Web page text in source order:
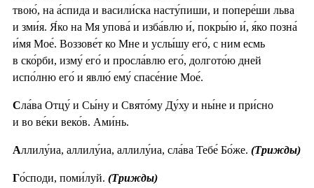
твою́, на а́спида и васили́ска насту́пиши, и попере́ши льва
и зми́я. Я́ко на Мя упова́ и изба́влю и́, покры́ю и́, я́ко позна́
и́мя Мое́. Воззове́т ко Мне и услы́шу его́, с ним есмь
в ско́рби, изму́ его́ и просла́влю его́, долгото́ю дней
испо́лню его́ и явлю́ ему́ спасе́ние Мое́.
Сла́ва Отцу́ и Сы́ну и Свято́му Ду́ху и ны́не и при́сно
и во ве́ки веко́в. Ами́нь.
Аллилу́иа, аллилу́иа, аллилу́иа, сла́ва Тебе́ Бо́же. (Трижды)
Го́споди, поми́луй. (Трижды)